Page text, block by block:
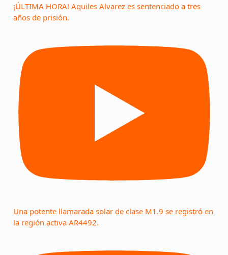
¡ÚLTIMA HORA! Aquiles Alvarez es sentenciado a tres
años de prisión.
Una potente llamarada solar de clase M1.9 se registró en
la región activa AR4492.